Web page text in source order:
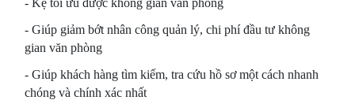
- Giúp giảm bớt nhân công quản lý, chi phí đầu tư không
gian văn phòng
- Giúp khách hàng tìm kiếm, tra cứu hồ sơ một cách nhanh
chóng và chính xác nhất